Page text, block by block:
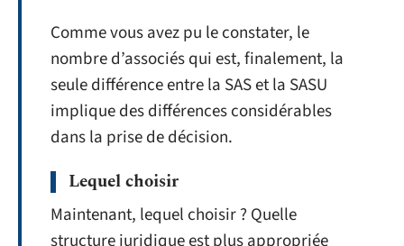
Comme vous avez pu le constater, le
nombre d’associés qui est, finalement, la
seule différence entre la SAS et la SASU
implique des différences considérables
dans la prise de décision.
Lequel choisir
Maintenant, lequel choisir ? Quelle
structure juridique est plus appropriée